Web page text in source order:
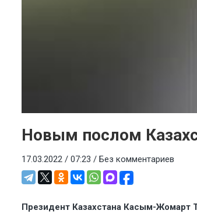
Новым послом
17.03.2022 / 07:23 / Без комментариев
Президент Казахстана Касым-Жомарт